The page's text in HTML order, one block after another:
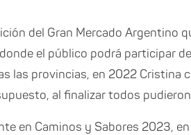
del Gran Mercado Argentino
el público podrá participar
las provincias, en 2022 Cristina
al finalizar todos
en Caminos y Sabores 2023,